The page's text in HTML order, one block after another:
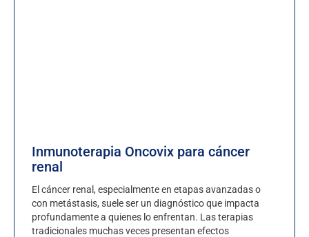
Inmunoterapia Oncovix para cáncer
renal
El cáncer renal, especialmente en etapas avanzadas o
con metástasis, suele ser un diagnóstico que impacta
profundamente a quienes lo enfrentan. Las terapias
tradicionales muchas veces presentan efectos